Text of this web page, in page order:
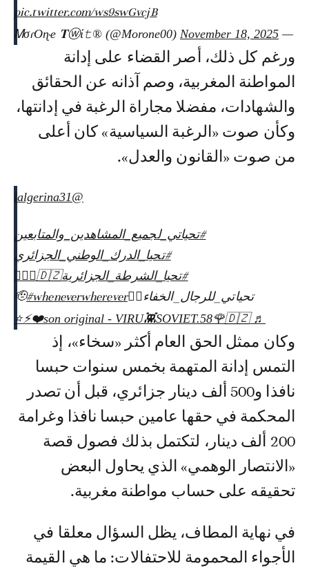
pic.twitter.com/ws9swGvcjB
— ᎷσɾOɳҽ 𝐓ⓦί𝚝®️ (@Morone00)
November 18, 2025
ورغم كل ذلك، أصر القضاء على إدانة
المواطنة المغربية، وصم آذانه عن الحقائق
والشهادات، مفضلا مجاراة الرغبة في إدانتها،
وكأن صوت «الرغبة السياسية» كان أعلى
من صوت «القانون والعدل».
@lalgerina31
#تحياتي_لجميع_المشاهدين_والمتابعين
#تحيا_الدرك_الوطني_الجزائري
#تحيا_الشرطة_الجزائرية🇩🇿👮🏻‍♂️
تحياتي_للرجال_الخفاء🏴‍☠️🫡#wheneverwherever
♬ son original - VIRU👾SOVIET.58🌹🇩🇿❤️⚡⭐
وكان ممثل الحق العام أكثر «سخاء»، إذ
التمس إدانة المتهمة بخمس سنوات حبسا
نافذا و500 ألف دينار جزائري، قبل أن تصدر
المحكمة في حقها عامين حبسا نافذا وغرامة
200 ألف دينار، لتكتمل بذلك فصول قصة
«الانتصار الوهمي» الذي يحاول البعض
تحقيقه على حساب مواطنة مغربية.
في نهاية المطاف، يظل السؤال معلقا في
الأجواء المحمومة للاحتفالات: ما هي القيمة